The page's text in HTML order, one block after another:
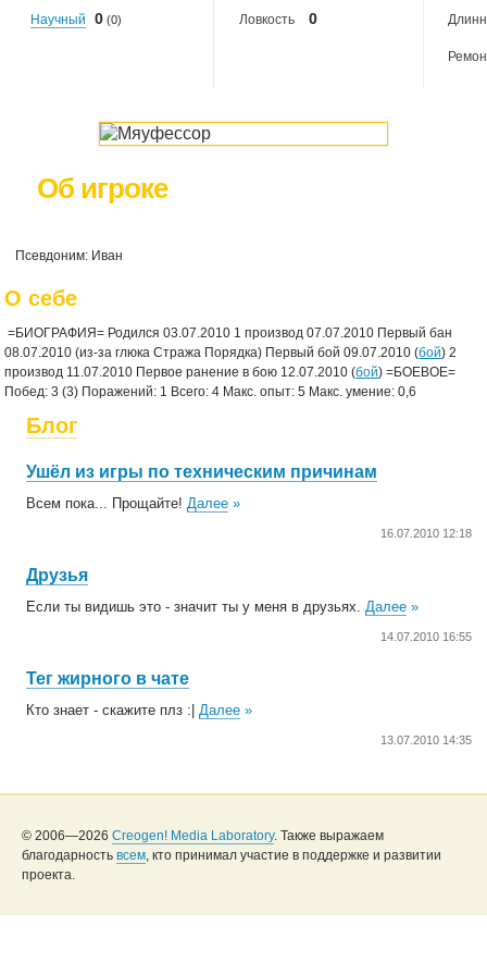
Научный 0 (0) Ловкость 0
Об игроке
Псевдоним: Иван
О себе
=БИОГРАФИЯ= Родился 03.07.2010 1 производ 07.07.2010 Первый бан
08.07.2010 (из-за глюка Стража Порядка) Первый бой 09.07.2010 (бой) 2
производ 11.07.2010 Первое ранение в бою 12.07.2010 (бой) =БОЕВОЕ=
Побед: 3 (3) Поражений: 1 Всего: 4 Макс. опыт: 5 Макс. умение: 0,6
Блог
Ушёл из игры по техническим причинам
Всем пока... Прощайте!Далее »
16.07.2010 12:18
Друзья
Если ты видишь это - значит ты у меня в друзьях.Далее »
14.07.2010 16:55
Тег жирного в чате
Кто знает - скажите плз :|Далее »
13.07.2010 14:35
© 2006—2026 Creogen! Media Laboratory. Также выражаем
благодарность всем, кто принимал участие в поддержке и развитии
проекта.